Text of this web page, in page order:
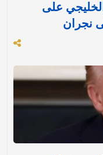
على
نجران